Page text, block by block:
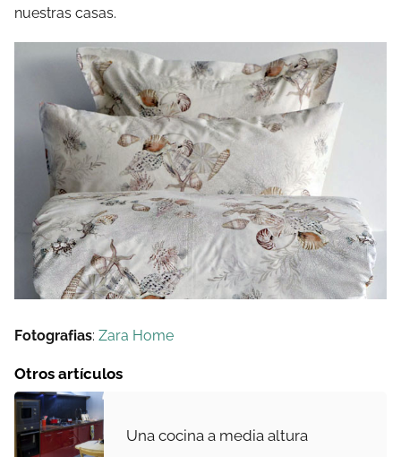
nuestras casas.
Fotografias: Zara Home
Otros artículos
Una cocina a media altura